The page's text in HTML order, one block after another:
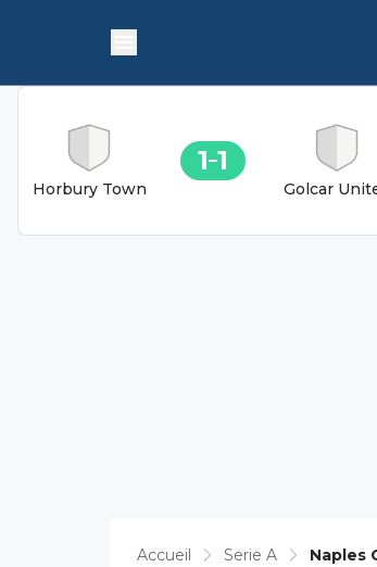
Horbury Town
1 1
Golcar
Accueil Serie A Naples